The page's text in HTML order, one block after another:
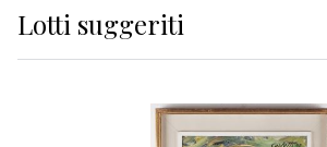
Lotti suggeriti